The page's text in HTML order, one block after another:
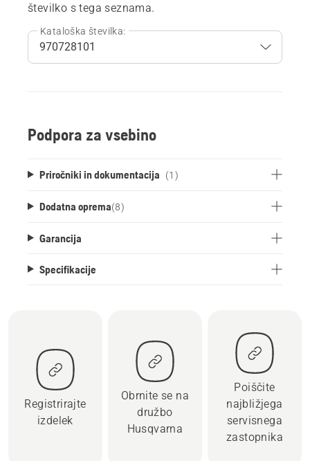
številko s tega seznama.
Kataloška številka:
Podpora za vsebino
Priročniki in dokumentacija (1)
Dodatna oprema(8)
Garancija
Specifikacije
Registrirajte
izdelek
Obrnite se na
družbo
Husqvarna
Poiščite
najbližjega
servisnega
zastopnika